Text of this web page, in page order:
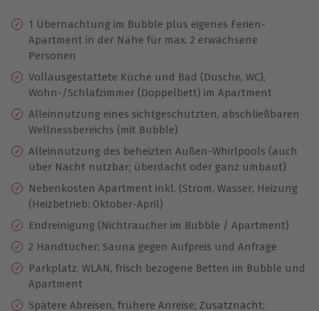
1 Übernachtung im Bubble plus eigenes Ferien-
Apartment in der Nähe für max. 2 erwachsene
Personen
Vollausgestattete Küche und Bad (Dusche, WC),
Wohn-/Schlafzimmer (Doppelbett) im Apartment
Alleinnutzung eines sichtgeschützten, abschließbaren
Wellnessbereichs (mit Bubble)
Alleinnutzung des beheizten Außen-Whirlpools (auch
über Nacht nutzbar; überdacht oder ganz umbaut)
Nebenkosten Apartment inkl. (Strom, Wasser, Heizung
(Heizbetrieb: Oktober-April)
Endreinigung (Nichtraucher im Bubble / Apartment)
2 Handtücher; Sauna gegen Aufpreis und Anfrage
Parkplatz, WLAN, frisch bezogene Betten im Bubble und
Apartment
Spätere Abreisen, frühere Anreise; Zusatznacht;